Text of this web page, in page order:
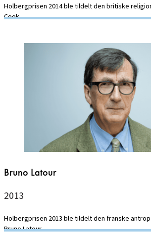
Holbergprisen 2014 ble tildelt den britiske
Cook.
Bruno Latour
2013
Holbergprisen 2013 ble tildelt den franske
Bruno Latour.